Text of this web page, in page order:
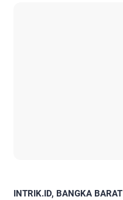
INTRIK.ID, BANGKA BARAT